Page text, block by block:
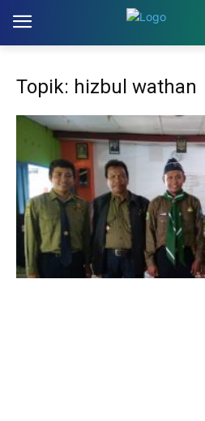
Topik: hizbul wathan